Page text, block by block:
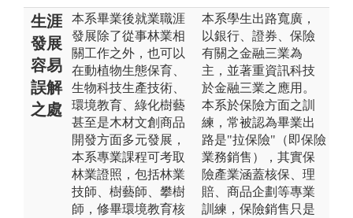
生涯
發展
容易
誤解
之處
本系畢業後就業職涯
發展除了從事林業相
關工作之外，也可以
在動植物生態保育、
生物科技生產技術、
環境教育、綠化樹藝
甚至是木材文創商品
開發方面多元發展，
本系專業課程可考取
林業證照，包括林業
技師、樹藝師、攀樹
師，修畢環境教育核
本系學生出路寬廣，
以銀行、證券、保險
有關之金融三業為
主，並著重資訊科技
於金融三業之應用。
本系於保險方面之訓
練，常被認為畢業出
路是"拉保險"（即保險
業務銷售），其實保
險產業涵蓋核保、理
賠、商品企劃等專業
訓練，保險銷售只是